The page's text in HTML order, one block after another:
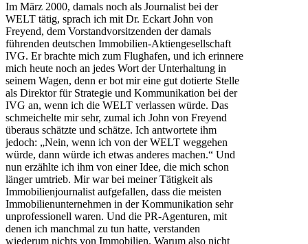
Im März 2000, damals noch als Journalist bei der
WELT tätig, sprach ich mit Dr. Eckart John von
Freyend, dem Vorstandvorsitzenden der damals
führenden deutschen Immobilien-Aktiengesellschaft
IVG. Er brachte mich zum Flughafen, und ich erinnere
mich heute noch an jedes Wort der Unterhaltung in
seinem Wagen, denn er bot mir eine gut dotierte Stelle
als Direktor für Strategie und Kommunikation bei der
IVG an, wenn ich die WELT verlassen würde. Das
schmeichelte mir sehr, zumal ich John von Freyend
überaus schätzte und schätze. Ich antwortete ihm
jedoch: „Nein, wenn ich von der WELT weggehen
würde, dann würde ich etwas anderes machen.“ Und
nun erzählte ich ihm von einer Idee, die mich schon
länger umtrieb. Mir war bei meiner Tätigkeit als
Immobilienjournalist aufgefallen, dass die meisten
Immobilienunternehmen in der Kommunikation sehr
unprofessionell waren. Und die PR-Agenturen, mit
denen ich manchmal zu tun hatte, verstanden
wiederum nichts von Immobilien. Warum also nicht